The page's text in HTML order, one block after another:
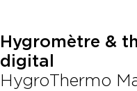
Hygromètre &
digital
HygroThermo